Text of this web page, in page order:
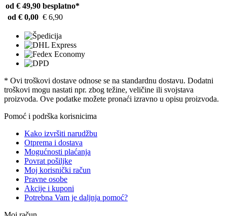
od € 49,90 besplatno*
od € 0,00 € 6,90
* Ovi troškovi dostave odnose se na standardnu ​​dostavu. Dodatni
troškovi mogu nastati npr. zbog težine, veličine ili svojstava
proizvoda. Ove podatke možete pronaći izravno u opisu proizvoda.
Pomoć i podrška korisnicima
Kako izvršiti narudžbu
Otprema i dostava
Mogućnosti plaćanja
Povrat pošiljke
Moj korisnički račun
Pravne osobe
Akcije i kuponi
Potrebna Vam je daljnja pomoć?